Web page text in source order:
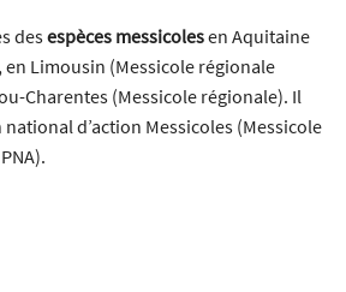
desespèces messicolesen Aquitaine
Limousin (Messicole régionale
Charentes (Messicole régionale). Il
d’action Messicoles (Messicole